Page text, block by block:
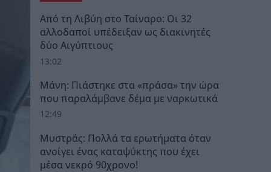
Από τη Λιβύη στο Ταίναρο: Οι 32
αλλοδαποί υπέδειξαν ως διακινητές
δύο Αιγύπτιους
13:02
Μάνη: Πιάστηκε στα «πράσα» την ώρα
που παραλάμβανε δέμα με ναρκωτικά
12:49
Μυστράς: Πολλά τα ερωτήματα όταν
ανοίγει ένας καταψύκτης που έχει
μέσα νεκρό 90χρονο!